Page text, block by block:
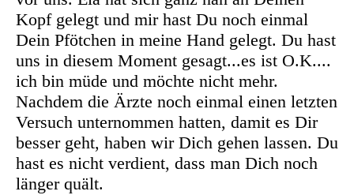
Kopf gelegt und mir hast Du noch einmal
Dein Pfötchen in meine Hand gelegt. Du hast
uns in diesem Moment gesagt...es ist O.K....
ich bin müde und möchte nicht mehr.
Nachdem die Ärzte noch einmal einen letzten
Versuch unternommen hatten, damit es Dir
besser geht, haben wir Dich gehen lassen. Du
hast es nicht verdient, dass man Dich noch
länger quält.